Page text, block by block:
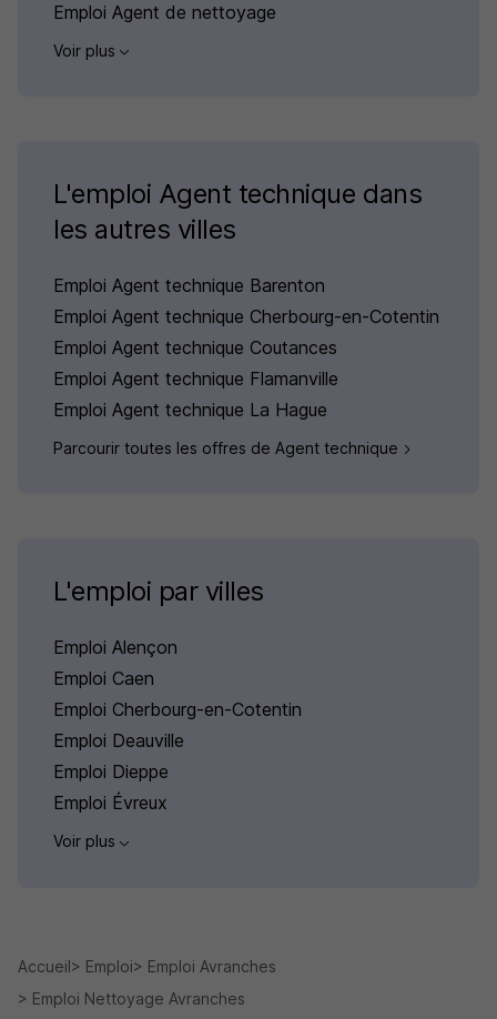
Emploi Agent de nettoyage
Voir plus
L'emploi Agent technique dans
les autres villes
Emploi Agent technique Barenton
Emploi Agent technique Cherbourg-en-Cotentin
Emploi Agent technique Coutances
Emploi Agent technique Flamanville
Emploi Agent technique La Hague
Parcourir toutes les offres de Agent technique
L'emploi par villes
Emploi Alençon
Emploi Caen
Emploi Cherbourg-en-Cotentin
Emploi Deauville
Emploi Dieppe
Emploi Évreux
Voir plus
Accueil Emploi
Emploi Avranches
Emploi Nettoyage Avranches